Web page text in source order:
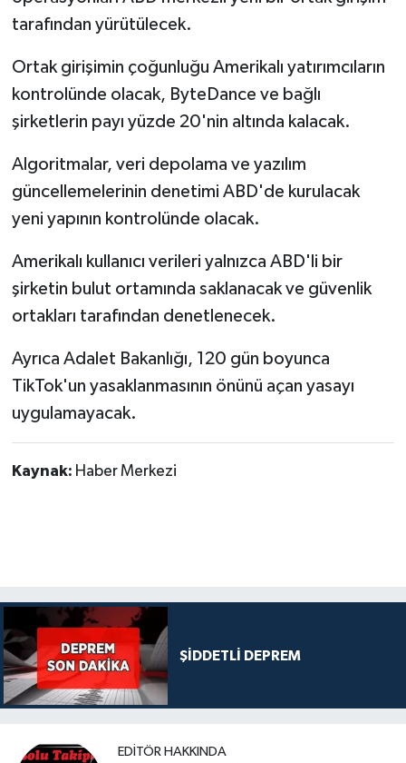
tarafından yürütülecek.
Ortak girişimin çoğunluğu Amerikalı yatırımcıların
kontrolünde olacak, ByteDance ve bağlı
şirketlerin payı yüzde 20'nin altında kalacak.
Algoritmalar, veri depolama ve yazılım
güncellemelerinin denetimi ABD'de kurulacak
yeni yapının kontrolünde olacak.
Amerikalı kullanıcı verileri yalnızca ABD'li bir
şirketin bulut ortamında saklanacak ve güvenlik
ortakları tarafından denetlenecek.
Ayrıca Adalet Bakanlığı, 120 gün boyunca
TikTok'un yasaklanmasının önünü açan yasayı
uygulamayacak.
Kaynak: Haber Merkezi
ŞİDDETLİ DEPREM
EDITÖR HAKKINDA